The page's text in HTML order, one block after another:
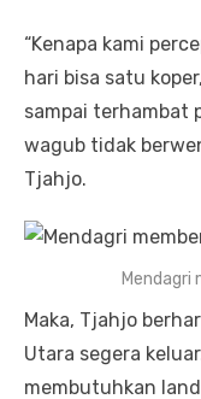
“Kenapa kami
hari bisa satu
sampai terhambat
wagub tidak
Tjahjo.
Mendagri
Maka, Tjahjo
Utara segera
membutuhkan